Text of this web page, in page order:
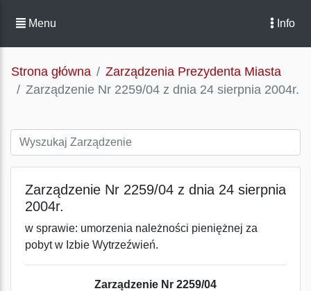
Menu Info
Strona główna
Zarządzenia Prezydenta Miasta
Zarządzenie Nr 2259/04 z dnia 24 sierpnia 2004r.
Zarządzenie Nr 2259/04 z dnia 24 sierpnia
2004r.
w sprawie: umorzenia należności pieniężnej za
pobyt w Izbie Wytrzeźwień.
Zarządzenie Nr 2259/04